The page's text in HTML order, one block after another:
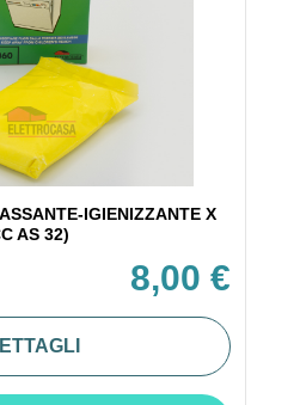
IGIENIZZANTE X
AS 32)
8,00 €